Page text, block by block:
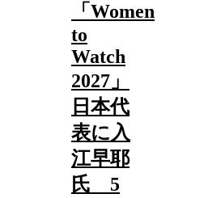
「Women
to
Watch
2027」
日本代
表に入
江早耶
氏 5